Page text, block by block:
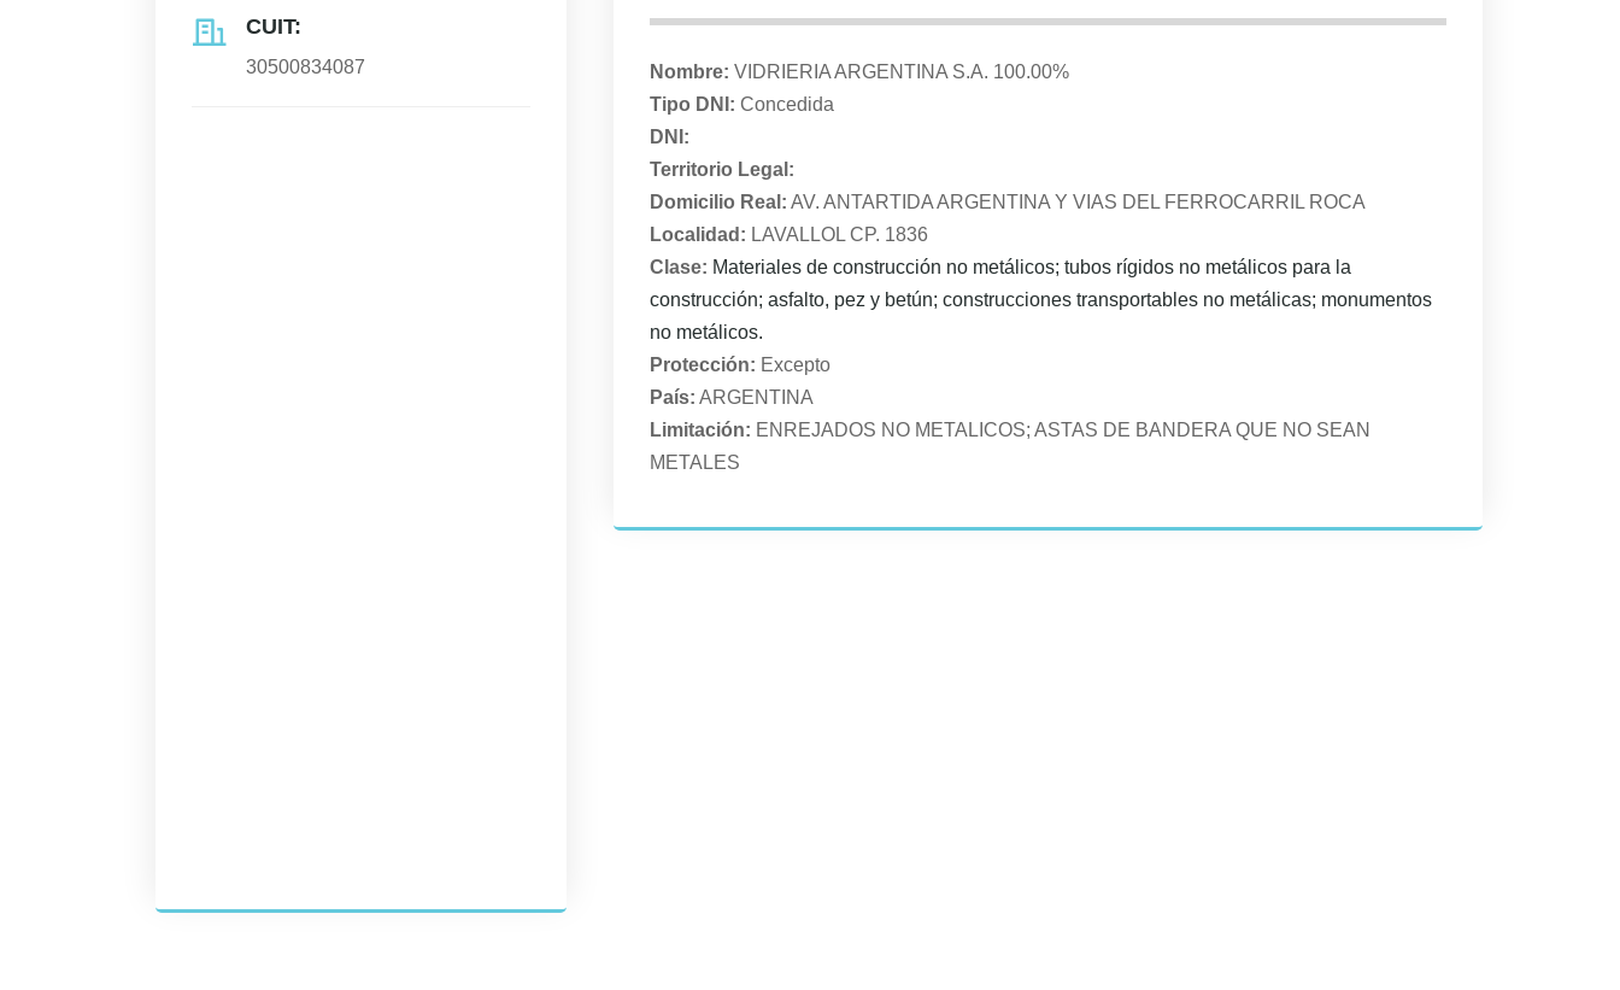
CUIT:
30500834087 Nombre: VIDRIERIA ARGENTINA S.A. 100.00%
Tipo DNI: Concedida
DNI:
Territorio Legal:
Domicilio Real: AV. ANTARTIDA ARGENTINA Y VIAS DEL FERROCARRIL ROCA
Localidad: LAVALLOL CP. 1836
Clase: Materiales de construcción no metálicos; tubos rígidos no metálicos para la
construcción; asfalto, pez y betún; construcciones transportables no metálicas; monumentos
no metálicos.
Protección: Excepto
País: ARGENTINA
Limitación: ENREJADOS NO METALICOS; ASTAS DE BANDERA QUE NO SEAN
METALES